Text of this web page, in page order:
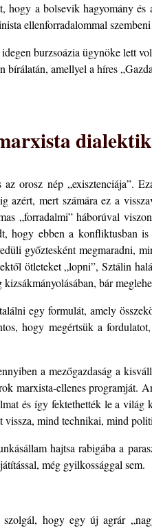
a bolsevik hagyomány
ellenforradalommal
burzsoázia ügynöke lett
amellyel a híres
orosz nép „exisztenciája”.
mert számára ez a
„forradalmi” háborúval
hogy ebben a konfliktusban
győztesként megmaradni,
ötleteket „lopni”, Sztálin
bár
egy formulát, amely
hogy megértsük a
a mezőgazdaság a
marxista-ellenes programját.
és így fektethették le a világ
vissza, mind technikai, mind
hajtsa rabigába a
még gyilkossággal sem.
hogy egy új agrár